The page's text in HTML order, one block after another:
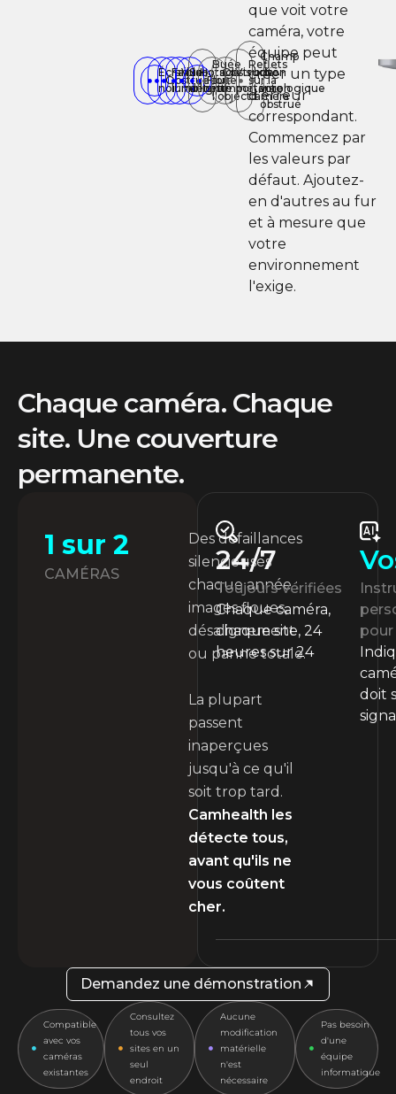
Écran
noir
Obstruée
Faible
luminosité
Vue
inclinée
Sabotage
détecté
Hors
ligne
Floue
Buée
sur
l'objectif
Obstruction
importante
Visibilité
météorologique
Reflets
sur la
caméra
Champ
de
vision
obstrué
que voit votre
caméra, votre
équipe peut
créer un type
d'erreur
correspondant.
Commencez par
les valeurs par
défaut. Ajoutez-
en d'autres au fur
et à mesure que
votre
environnement
l'exige.
Chaque caméra. Chaque
site. Une couverture
permanente.
1 sur 2
CAMÉRAS
Des défaillances
silencieuses
chaque année :
images floues,
désalignement
ou panne totale.
La plupart
passent
inaperçues
jusqu'à ce qu'il
soit trop tard.
Camhealth les
détecte tous,
avant qu'ils ne
vous coûtent
cher.
24/7
Toujours vérifiées
Chaque caméra,
chaque site, 24
heures sur 24
pour
doit
Demandez une démonstration
Compatible
avec vos
caméras
existantes
Consultez
tous vos
sites en un
seul
endroit
Aucune
modification
matérielle
n'est
nécessaire
Pas besoin
d'une
équipe
informatique